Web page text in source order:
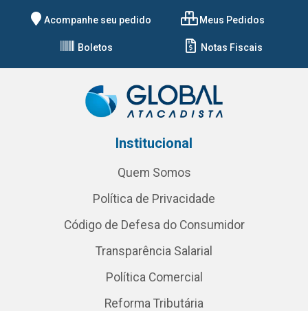
Acompanhe seu pedido Meus Pedidos
Boletos Notas Fiscais
Institucional
Quem Somos
Política de Privacidade
Código de Defesa do Consumidor
Transparência Salarial
Política Comercial
Reforma Tributária